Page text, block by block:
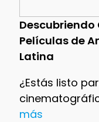
Descubriendo
Películas de
Latina
¿Estás listo
más